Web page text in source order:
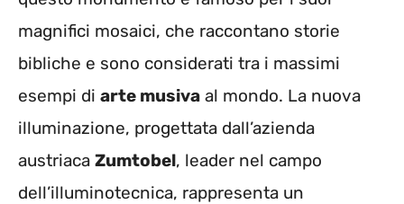
magnifici mosaici, che raccontano storie
bibliche e sono considerati tra i massimi
esempi di arte musiva al mondo. La nuova
illuminazione, progettata dall’azienda
austriaca Zumtobel, leader nel campo
dell’illuminotecnica, rappresenta un